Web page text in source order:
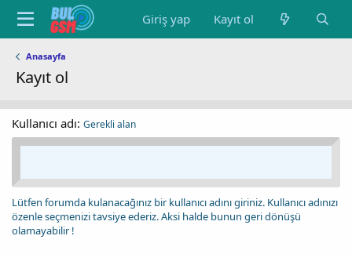
Giriş yap Kayıt ol
Anasayfa
Kayıt ol
Kullanıcı adı Gerekli alan
Lütfen forumda kulanacağınız bir kullanıcı adını giriniz. Kullanıcı adınızı
özenle seçmenizi tavsiye ederiz. Aksi halde bunun geri dönüşü
olamayabilir !